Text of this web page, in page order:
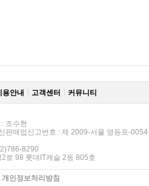
용안내 고객센터 커뮤니티
조수현
판매업신고번호 : 제 2009-서울 영등포-0054
8290
로 98 롯데IT캐슬 2동 805호
개인정보처리방침